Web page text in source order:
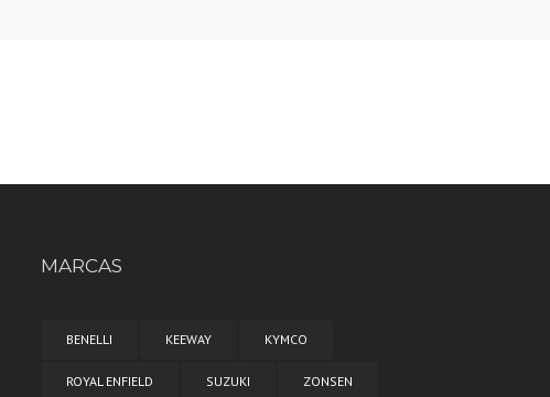
MARCAS
BENELLI KEEWAY KYMCO
ROYAL ENFIELD SUZUKI ZONSEN